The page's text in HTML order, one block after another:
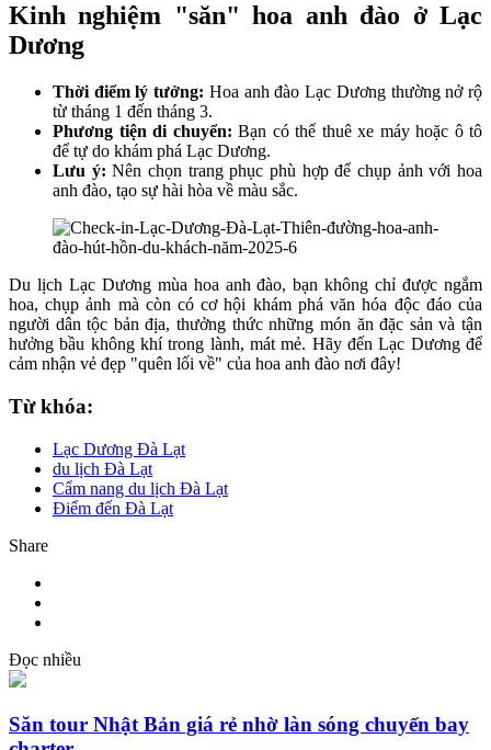
Kinh nghiệm "săn" hoa anh đào ở Lạc
Dương
Thời điểm lý tưởng: Hoa anh đào Lạc Dương thường nở rộ
từ tháng 1 đến tháng 3.
Phương tiện di chuyển: Bạn có thể thuê xe máy hoặc ô tô
để tự do khám phá Lạc Dương.
Lưu ý: Nên chọn trang phục phù hợp để chụp ảnh với hoa
anh đào, tạo sự hài hòa về màu sắc.
Du lịch Lạc Dương mùa hoa anh đào, bạn không chỉ được ngắm
hoa, chụp ảnh mà còn có cơ hội khám phá văn hóa độc đáo của
người dân tộc bản địa, thưởng thức những món ăn đặc sản và tận
hưởng bầu không khí trong lành, mát mẻ. Hãy đến Lạc Dương để
cảm nhận vẻ đẹp "quên lối về" của hoa anh đào nơi đây!
Từ khóa:
Lạc Dương Đà Lạt
du lịch Đà Lạt
Cẩm nang du lịch Đà Lạt
Điểm đến Đà Lạt
Share
Đọc nhiều
Săn tour Nhật Bản giá rẻ nhờ làn sóng chuyến bay